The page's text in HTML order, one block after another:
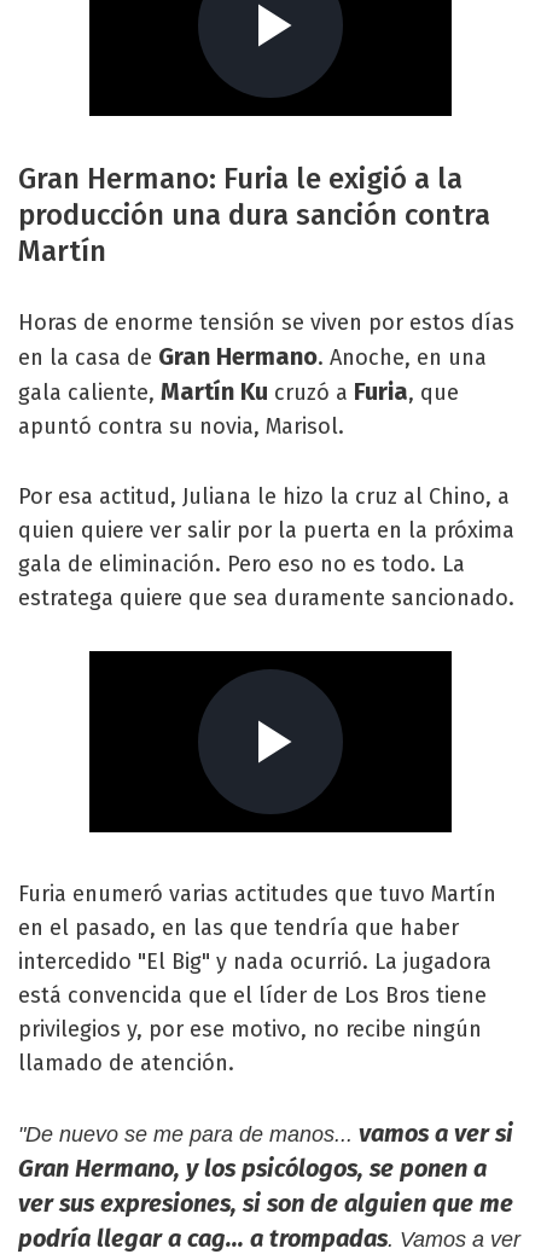
Gran Hermano: Furia le exigió a la
producción una dura sanción contra
Martín
Horas de enorme tensión se viven por estos días
en la casa de Gran Hermano. Anoche, en una
gala caliente, Martín Ku cruzó a Furia, que
apuntó contra su novia, Marisol.
Por esa actitud, Juliana le hizo la cruz al Chino, a
quien quiere ver salir por la puerta en la próxima
gala de eliminación. Pero eso no es todo. La
estratega quiere que sea duramente sancionado.
Furia enumeró varias actitudes que tuvo Martín
en el pasado, en las que tendría que haber
intercedido "El Big" y nada ocurrió. La jugadora
está convencida que el líder de Los Bros tiene
privilegios y, por ese motivo, no recibe ningún
llamado de atención.
"De nuevo se me para de manos... vamos a ver si
Gran Hermano, y los psicólogos, se ponen a
ver sus expresiones, si son de alguien que me
podría llegar a cag... a trompadas. Vamos a ver